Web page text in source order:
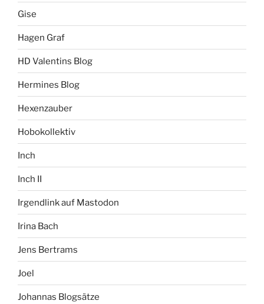
Gise
Hagen Graf
HD Valentins Blog
Hermines Blog
Hexenzauber
Hobokollektiv
Inch
Inch II
Irgendlink auf Mastodon
Irina Bach
Jens Bertrams
Joel
Johannas Blogsätze